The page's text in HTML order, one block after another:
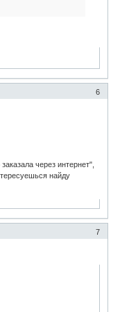
6
через интернет",
найду
7